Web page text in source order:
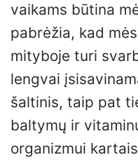
vaikams būtina
pabrėžia, kad
mityboje turi
lengvai
šaltinis, taip pat
baltymų ir
organizmui